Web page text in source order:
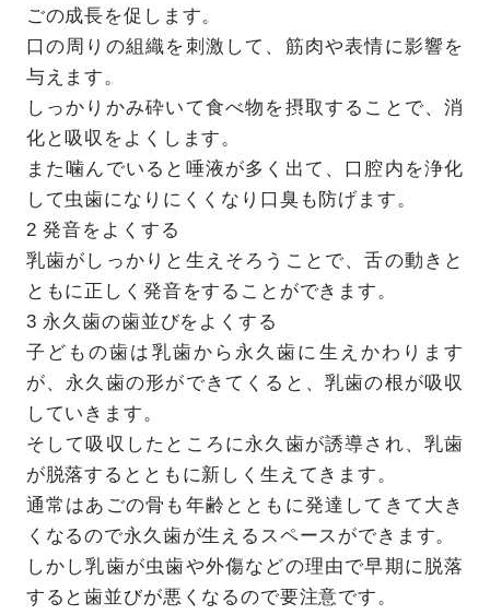
ごの成長を促します。
口の周りの組織を刺激して、筋肉や表情に影響を
与えます。
しっかりかみ砕いて食べ物を摂取することで、消
化と吸収をよくします。
また噛んでいると唾液が多く出て、口腔内を浄化
して虫歯になりにくくなり口臭も防げます。
2 発音をよくする
乳歯がしっかりと生えそろうことで、舌の動きと
ともに正しく発音をすることができます。
3 永久歯の歯並びをよくする
子どもの歯は乳歯から永久歯に生えかわります
が、永久歯の形ができてくると、乳歯の根が吸収
していきます。
そして吸収したところに永久歯が誘導され、乳歯
が脱落するとともに新しく生えてきます。
通常はあごの骨も年齢とともに発達してきて大き
くなるので永久歯が生えるスペースができます。
しかし乳歯が虫歯や外傷などの理由で早期に脱落
すると歯並びが悪くなるので要注意です。